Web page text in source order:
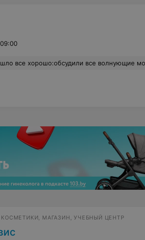
моменты, сделали максимально аккуратно, объяснили все про уход. Зажило прекрасно без каких-либо
МАГАЗИН, УЧЕБНЫЙ ЦЕНТР